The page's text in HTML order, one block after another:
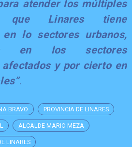
atender los múltiples
que Linares tiene
en lo sectores urbanos,
en los sectores
y por cierto en
.
BRAVO PROVINCIA DE LINARES
ALCALDE MARIO MEZA
LINARES